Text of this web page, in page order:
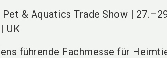
Pet & Aquatics Trade Show |
UK
führende Fachmesse für